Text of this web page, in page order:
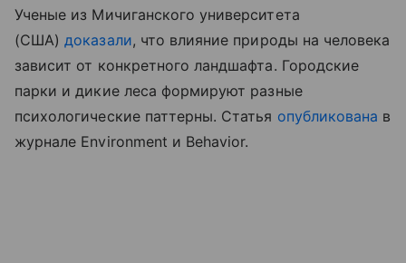
Ученые из Мичиганского университета
(США)доказали, что влияние природы на человека
зависит от конкретного ландшафта. Городские
парки и дикие леса формируют разные
психологические паттерны. Статья опубликована в
журнале Environment и Behavior.